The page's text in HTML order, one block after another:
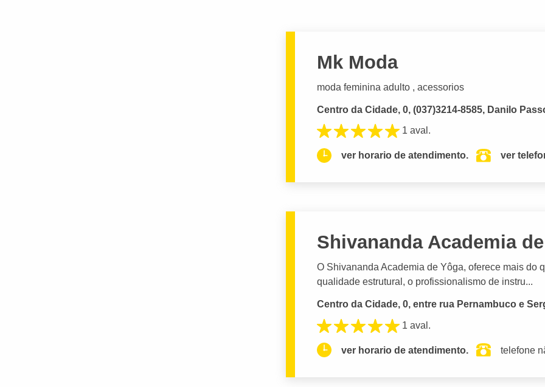
Mk Moda
moda feminina adulto , acessorios
Centro da Cidade, 0, (037)3214-8585, Danilo
1 aval.
ver horario de atendimento. ver
Shivananda Academia
O Shivananda Academia de Yôga, oferece mais do
qualidade estrutural, o profissionalismo de instru...
Centro da Cidade, 0, entre rua Pernambuco e
1 aval.
ver horario de atendimento. telefone